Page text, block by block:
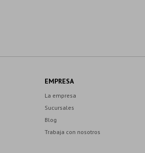
EMPRESA
La empresa
Sucursales
Blog
Trabaja con nosotros